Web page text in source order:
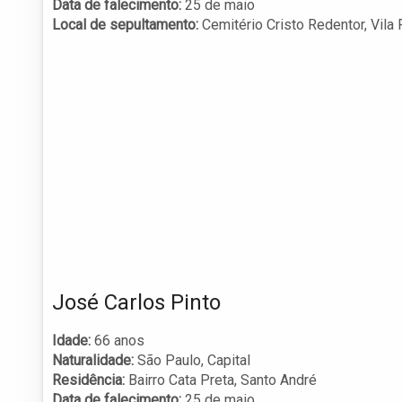
Data de falecimento: 25 de maio
Local de sepultamento: Cemitério Cristo Redentor, Vila
José Carlos Pinto
Idade: 66 anos
Naturalidade: São Paulo, Capital
Residência: Bairro Cata Preta, Santo André